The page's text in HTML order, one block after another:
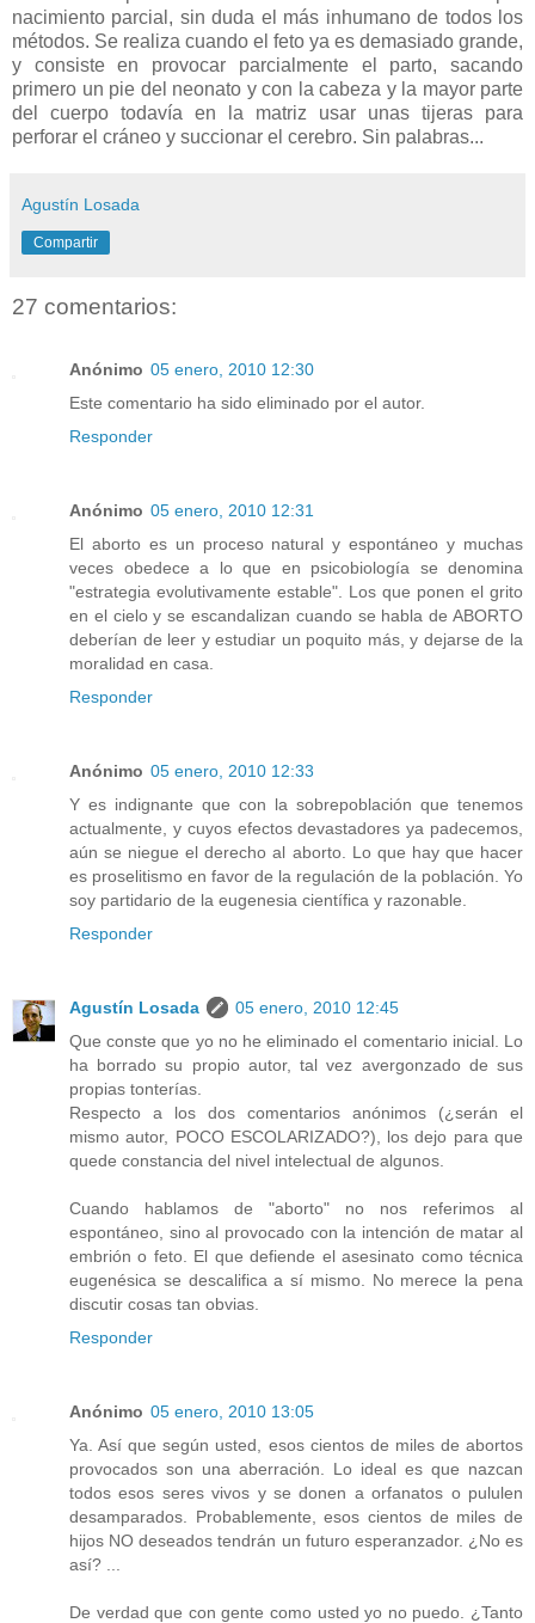
nacimiento parcial, sin duda el más inhumano de todos los
métodos. Se realiza cuando el feto ya es demasiado grande,
y consiste en provocar parcialmente el parto, sacando
primero un pie del neonato y con la cabeza y la mayor parte
del cuerpo todavía en la matriz usar unas tijeras para
perforar el cráneo y succionar el cerebro. Sin palabras...
Agustín Losada
Compartir
27 comentarios:
Anónimo 05 enero, 2010 12:30
Este comentario ha sido eliminado por el autor.
Responder
Anónimo 05 enero, 2010 12:31
El aborto es un proceso natural y espontáneo y muchas
veces obedece a lo que en psicobiología se denomina
"estrategia evolutivamente estable". Los que ponen el grito
en el cielo y se escandalizan cuando se habla de ABORTO
deberían de leer y estudiar un poquito más, y dejarse de la
moralidad en casa.
Responder
Anónimo 05 enero, 2010 12:33
Y es indignante que con la sobrepoblación que tenemos
actualmente, y cuyos efectos devastadores ya padecemos,
aún se niegue el derecho al aborto. Lo que hay que hacer
es proselitismo en favor de la regulación de la población. Yo
soy partidario de la eugenesia científica y razonable.
Responder
Agustín Losada
05 enero, 2010 12:45
Que conste que yo no he eliminado el comentario inicial. Lo
ha borrado su propio autor, tal vez avergonzado de sus
propias tonterías.
Respecto a los dos comentarios anónimos (¿serán el
mismo autor, POCO ESCOLARIZADO?), los dejo para que
quede constancia del nivel intelectual de algunos.
Cuando hablamos de "aborto" no nos referimos al
espontáneo, sino al provocado con la intención de matar al
embrión o feto. El que defiende el asesinato como técnica
eugenésica se descalifica a sí mismo. No merece la pena
discutir cosas tan obvias.
Responder
Anónimo 05 enero, 2010 13:05
Ya. Así que según usted, esos cientos de miles de abortos
provocados son una aberración. Lo ideal es que nazcan
todos esos seres vivos y se donen a orfanatos o pululen
desamparados. Probablemente, esos cientos de miles de
hijos NO deseados tendrán un futuro esperanzador. ¿No es
así? ...
De verdad que con gente como usted yo no puedo. ¿Tanto